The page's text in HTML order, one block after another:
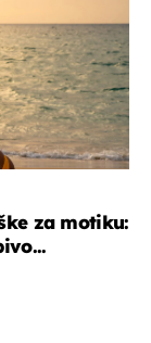
za motiku: